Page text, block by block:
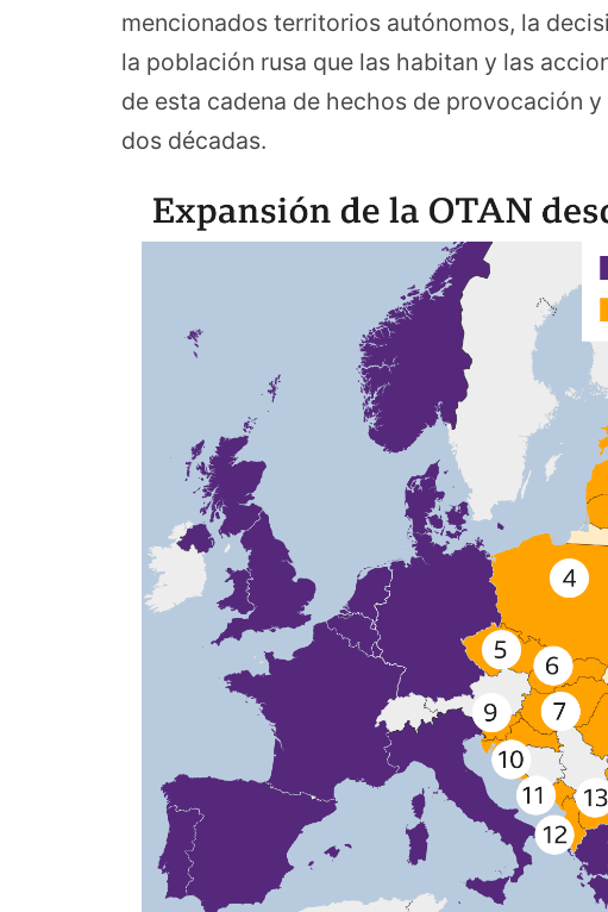
mencionados territorios autónomos, la
la población rusa que las habitan y las
de esta cadena de hechos de provocación
dos décadas.